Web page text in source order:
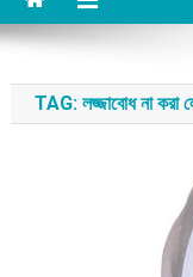
TAG: লজ্জাবোধ না করা